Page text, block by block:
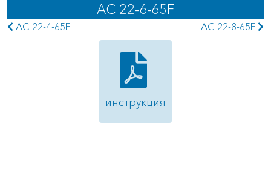
AC 22-6-65F
AC 22-4-65F AC 22-8-65F
инструкция